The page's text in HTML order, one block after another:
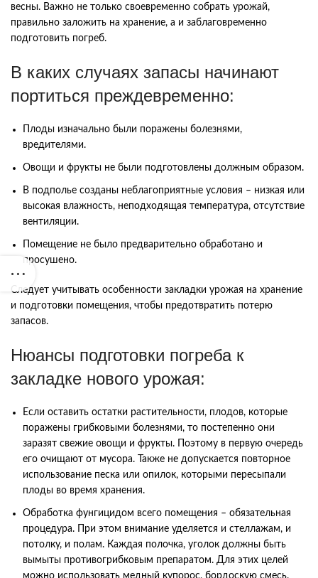
весны. Важно не только своевременно собрать урожай,
правильно заложить на хранение, а и заблаговременно
подготовить погреб.
В каких случаях запасы начинают
портиться преждевременно:
Плоды изначально были поражены болезнями,
вредителями.
Овощи и фрукты не были подготовлены должным образом.
В подполье созданы неблагоприятные условия – низкая или
высокая влажность, неподходящая температура, отсутствие
вентиляции.
Помещение не было предварительно обработано и
просушено.
Следует учитывать особенности закладки урожая на хранение
и подготовки помещения, чтобы предотвратить потерю
запасов.
Нюансы подготовки погреба к
закладке нового урожая:
Если оставить остатки растительности, плодов, которые
поражены грибковыми болезнями, то постепенно они
заразят свежие овощи и фрукты. Поэтому в первую очередь
его очищают от мусора. Также не допускается повторное
использование песка или опилок, которыми пересыпали
плоды во время хранения.
Обработка фунгицидом всего помещения – обязательная
процедура. При этом внимание уделяется и стеллажам, и
потолку, и полам. Каждая полочка, уголок должны быть
вымыты противогрибковым препаратом. Для этих целей
можно использовать медный купорос, бордоскую смесь.